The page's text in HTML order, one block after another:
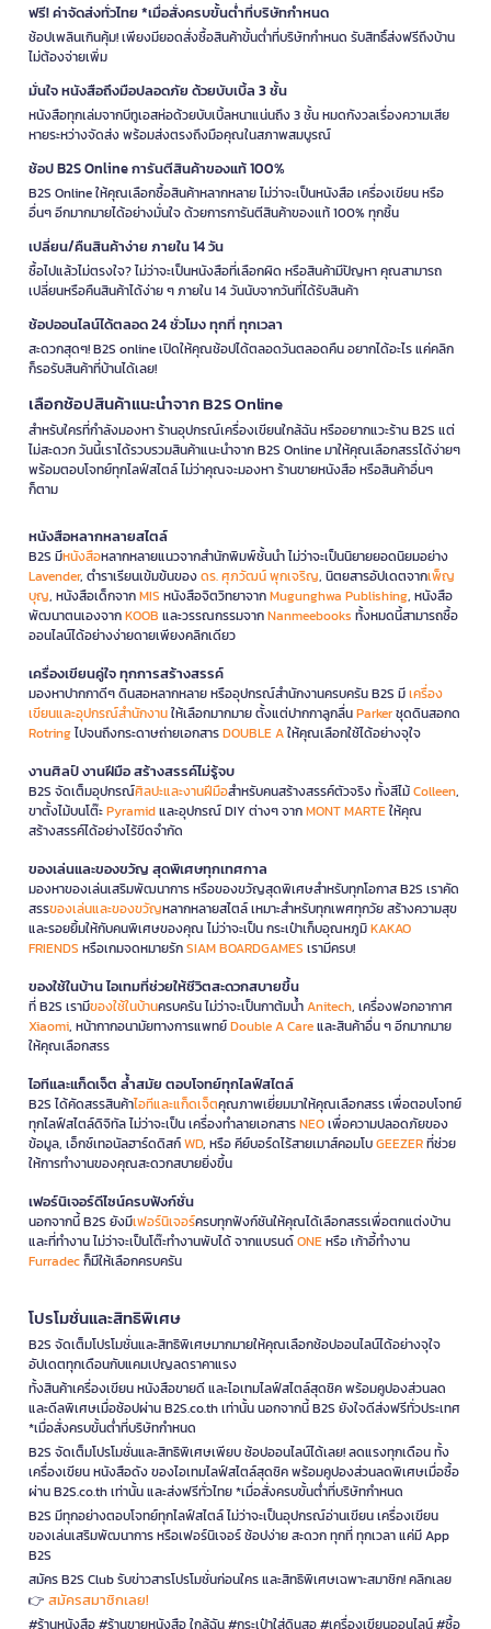
ฟรี! ค่าจัดส่งทั่วไทย *เมื่อสั่งครบขั้นต่ำที่บริษัทกำหนด
ช้อปเพลินเกินคุ้ม! เพียงมียอดสั่งซื้อสินค้าขั้นต่ำที่บริษัทกำหนด รับสิทธิ์ส่งฟรีถึงบ้าน
ไม่ต้องจ่ายเพิ่ม
มั่นใจ หนังสือถึงมือปลอดภัย ด้วยบับเบิ้ล 3 ชั้น
หนังสือทุกเล่มจากบีทูเอสห่อด้วยบับเบิ้ลหนาแน่นถึง 3 ชั้น หมดกังวลเรื่องความเสีย
หายระหว่างจัดส่ง พร้อมส่งตรงถึงมือคุณในสภาพสมบูรณ์
ช้อป B2S Online การันตีสินค้าของแท้ 100%
B2S Online ให้คุณเลือกซื้อสินค้าหลากหลาย ไม่ว่าจะเป็นหนังสือ เครื่องเขียน หรือ
อื่นๆ อีกมากมายได้อย่างมั่นใจ ด้วยการการันตีสินค้าของแท้ 100% ทุกชิ้น
เปลี่ยน/คืนสินค้าง่าย ภายใน 14 วัน
ซื้อไปแล้วไม่ตรงใจ? ไม่ว่าจะเป็นหนังสือที่เลือกผิด หรือสินค้ามีปัญหา คุณสามารถ
เปลี่ยนหรือคืนสินค้าได้ง่าย ๆ ภายใน 14 วันนับจากวันที่ได้รับสินค้า
ช้อปออนไลน์ได้ตลอด 24 ชั่วโมง ทุกที่ ทุกเวลา
สะดวกสุดๆ! B2S online เปิดให้คุณช้อปได้ตลอดวันตลอดคืน อยากได้อะไร แค่คลิก
ก็รอรับสินค้าที่บ้านได้เลย!
เลือกช้อปสินค้าแนะนำจาก B2S Online
สำหรับใครที่กำลังมองหา ร้านอุปกรณ์เครื่องเขียนใกล้ฉัน หรืออยากแวะร้าน B2S แต่
ไม่สะดวก วันนี้เราได้รวบรวมสินค้าแนะนำจาก B2S Online มาให้คุณเลือกสรรได้ง่ายๆ
พร้อมตอบโจทย์ทุกไลฟ์สไตล์ ไม่ว่าคุณจะมองหา ร้านขายหนังสือ หรือสินค้าอื่นๆ
ก็ตาม
หนังสือหลากหลายสไตล์
B2S มีหนังสือหลากหลายแนวจากสำนักพิมพ์ชั้นนำ ไม่ว่าจะเป็นนิยายยอดนิยมอย่าง
Lavender, ตำราเรียนเข้มข้นของดร. ศุภวัฒน์ พุกเจริญ, นิตยสารอัปเดตจากเพ็ญ
บุญ, หนังสือเด็กจากMIS หนังสือจิตวิทยาจากMugunghwa Publishing, หนังสือ
พัฒนาตนเองจากKOOB และวรรณกรรมจากNanmeebooks ทั้งหมดนี้สามารถซื้อ
ออนไลน์ได้อย่างง่ายดายเพียงคลิกเดียว
เครื่องเขียนคู่ใจ ทุกการสร้างสรรค์
มองหาปากกาดีๆ ดินสอหลากหลาย หรืออุปกรณ์สำนักงานครบครัน B2S มีเครื่อง
เขียนและอุปกรณ์สำนักงานให้เลือกมากมาย ตั้งแต่ปากกาลูกลื่นParkerชุดดินสอกด
Rotringไปจนถึงกระดาษถ่ายเอกสารDOUBLE Aให้คุณเลือกใช้ได้อย่างจุใจ
งานศิลป์ งานฝีมือ สร้างสรรค์ไม่รู้จบ
B2S จัดเต็มอุปกรณ์ศิลปะและงานฝีมือสำหรับคนสร้างสรรค์ตัวจริง ทั้งสีไม้Colleen,
ขาตั้งไม้บนโต๊ะPyramidและอุปกรณ์ DIY ต่างๆ จากMONT MARTEให้คุณ
สร้างสรรค์ได้อย่างไร้ขีดจำกัด
ของเล่นและของขวัญ สุดพิเศษทุกเทศกาล
มองหาของเล่นเสริมพัฒนาการ หรือของขวัญสุดพิเศษสำหรับทุกโอกาส B2S เราคัด
สรรของเล่นและของขวัญหลากหลายสไตล์ เหมาะสำหรับทุกเพศทุกวัย สร้างความสุข
และรอยยิ้มให้กับคนพิเศษของคุณ ไม่ว่าจะเป็น กระเป๋าเก็บอุณหภูมิKAKAO
FRIENDS หรือเกมจดหมายรักSIAM BOARDGAMES เรามีครบ!
ของใช้ในบ้าน ไอเทมที่ช่วยให้ชีวิตสะดวกสบายขึ้น
ที่ B2S เรามีของใช้ในบ้านครบครัน ไม่ว่าจะเป็นกาต้มน้ำAnitech, เครื่องฟอกอากาศ
Xiaomi, หน้ากากอนามัยทางการแพทย์Double A Careและสินค้าอื่น ๆ อีกมากมาย
ให้คุณเลือกสรร
ไอทีและแก็ดเจ็ต ล้ำสมัย ตอบโจทย์ทุกไลฟ์สไตล์
B2S ได้คัดสรรสินค้าไอทีและแก็ดเจ็ตคุณภาพเยี่ยมมาให้คุณเลือกสรร เพื่อตอบโจทย์
ทุกไลฟ์สไตล์ดิจิทัล ไม่ว่าจะเป็น เครื่องทำลายเอกสารNEOเพื่อความปลอดภัยของ
ข้อมูล, เอ็กซ์เทอนัลฮาร์ดดิสก์WD, หรือ คีย์บอร์ดไร้สายเมาส์คอมโบGEEZERที่ช่วย
ให้การทำงานของคุณสะดวกสบายยิ่งขึ้น
เฟอร์นิเจอร์ดีไซน์ครบฟังก์ชั่น
นอกจากนี้ B2S ยังมีเฟอร์นิเจอร์ครบทุกฟังก์ชันให้คุณได้เลือกสรรเพื่อตกแต่งบ้าน
และที่ทำงาน ไม่ว่าจะเป็นโต๊ะทำงานพับได้ จากแบรนด์ONEหรือ เก้าอี้ทำงาน
Furradecก็มีให้เลือกครบครัน
โปรโมชั่นและสิทธิพิเศษ
B2S จัดเต็มโปรโมชั่นและสิทธิพิเศษมากมายให้คุณเลือกช้อปออนไลน์ได้อย่างจุใจ
อัปเดตทุกเดือนกับแคมเปญลดราคาแรง
ทั้งสินค้าเครื่องเขียน หนังสือขายดี และไอเทมไลฟ์สไตล์สุดชิค พร้อมคูปองส่วนลด
และดีลพิเศษเมื่อช้อปผ่าน B2S.co.th เท่านั้น นอกจากนี้ B2S ยังใจดีส่งฟรีทั่วประเทศ
*เมื่อสั่งครบขั้นต่ำที่บริษัทกำหนด
B2S จัดเต็มโปรโมชั่นและสิทธิพิเศษเพียบ ช้อปออนไลน์ได้เลย! ลดแรงทุกเดือน ทั้ง
เครื่องเขียน หนังสือดัง ของไอเทมไลฟ์สไตล์สุดชิค พร้อมคูปองส่วนลดพิเศษเมื่อซื้อ
ผ่าน B2S.co.th เท่านั้น และส่งฟรีทั่วไทย *เมื่อสั่งครบขั้นต่ำที่บริษัทกำหนด
B2S มีทุกอย่างตอบโจทย์ทุกไลฟ์สไตล์ ไม่ว่าจะเป็นอุปกรณ์อ่านเขียน เครื่องเขียน
ของเล่นเสริมพัฒนาการ หรือเฟอร์นิเจอร์ ช้อปง่าย สะดวก ทุกที่ ทุกเวลา แค่มี App
B2S
สมัคร B2S Club รับข่าวสารโปรโมชั่นก่อนใคร และสิทธิพิเศษเฉพาะสมาชิก! คลิกเลย
👉 สมัครสมาชิกเลย!
#ร้านหนังสือ #ร้านขายหนังสือ ใกล้ฉัน #กระเป๋าใส่ดินสอ #เครื่องเขียนออนไลน์ #ซื้อ